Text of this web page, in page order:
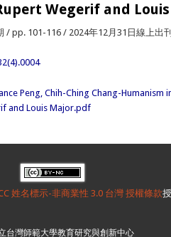
Wegerif and
/ pp. 101-116 / 2024年12月31日線上出刊
Peng, Chih-Ching Chang-
and Louis Major.pdf
姓名標示-非商業性 3.0 台灣 授權條款
台灣師範大學教育研究與創新中心